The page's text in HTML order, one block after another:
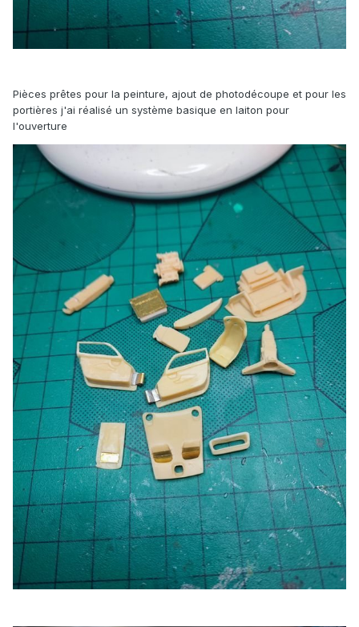
Pièces prêtes pour la peinture, ajout de photodécoupe et pour les
portières j'ai réalisé un système basique en laiton pour
l'ouverture